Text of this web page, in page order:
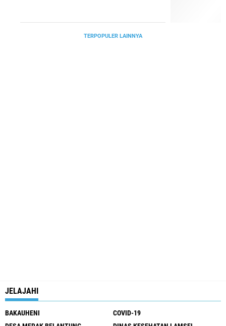
TERPOPULER LAINNYA
JELAJAHI
BAKAUHENI
COVID-19